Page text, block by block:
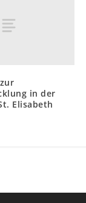
in der
Elisabeth